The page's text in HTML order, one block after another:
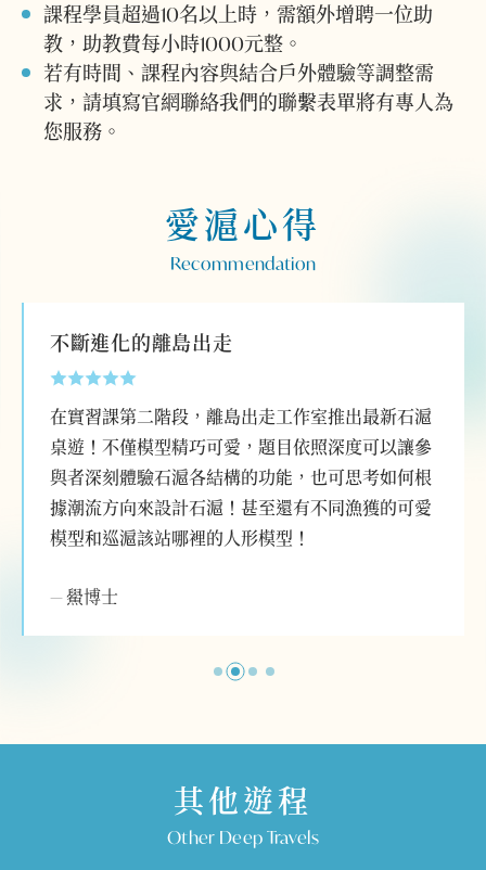
課程學員超過10名以上時，需額外增聘一位助
教，助教費每小時1000元整。
若有時間、課程內容與結合戶外體驗等調整需
求，請填寫官網聯絡我們的聯繫表單將有專人為
您服務。
愛滬心得
Recommendation
不斷進化的離島出走
在實習課第二階段，離島出走工作室推出最新石滬
桌遊！不僅模型精巧可愛，題目依照深度可以讓參
與者深刻體驗石滬各結構的功能，也可思考如何根
據潮流方向來設計石滬！甚至還有不同漁獲的可愛
模型和巡滬該站哪裡的人形模型！
—鱟博士
其他遊程
Other Deep Travels